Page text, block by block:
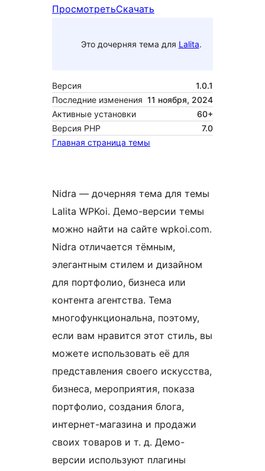
ПросмотретьСкачать
Это дочерняя тема для Lalita.
Версия
1.0.1
Последние изменения 11 ноября, 2024
Активные установки
60+
Версия PHP
7.0
Главная страница темы
Nidra — дочерняя тема для темы
Lalita WPKoi. Демо-версии темы
можно найти на сайте wpkoi.com.
Nidra отличается тёмным,
элегантным стилем и дизайном
для портфолио, бизнеса или
контента агентства. Тема
многофункциональна, поэтому,
если вам нравится этот стиль, вы
можете использовать её для
представления своего искусства,
бизнеса, мероприятия, показа
портфолио, создания блога,
интернет-магазина и продажи
своих товаров и т. д. Демо-
версии используют плагины